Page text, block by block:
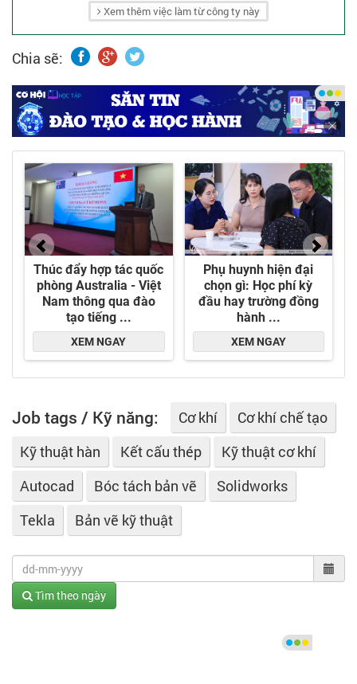
tin mang đến những sản phẩm chất lượng nhất
thị trường.
Xem thêm việc làm từ công ty này
Chia sẽ:
Job tags / Kỹ năng: Cơ khí
Cơ khí chế tạo
Kỹ thuật hàn
Kết cấu thép
Kỹ thuật cơ khí
Autocad
Bóc tách bản vẽ
Solidworks
Tekla
Bản vẽ kỹ thuật
Tìm theo ngày